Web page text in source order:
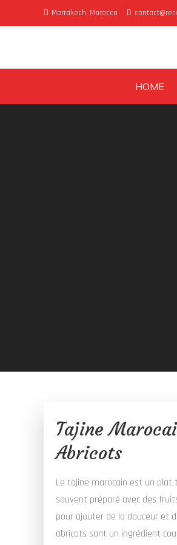
to
Marrakech, Morocco
HOME
Tajine
Abricots
Le tajine marocain est un
souvent préparé avec des
pour ajouter de la douceur et
abricots sont un ingrédient